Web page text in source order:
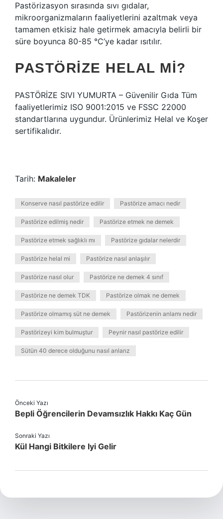
Pastörizasyon sırasında sıvı gıdalar,
mikroorganizmaların faaliyetlerini azaltmak veya
tamamen etkisiz hale getirmek amacıyla belirli bir
süre boyunca 80-85 °C’ye kadar ısıtılır.
PASTÖRIZE HELAL MI?
PASTÖRİZE SIVI YUMURTA – Güvenilir Gıda Tüm
faaliyetlerimiz ISO 9001:2015 ve FSSC 22000
standartlarına uygundur. Ürünlerimiz Helal ve Koşer
sertifikalıdır.
Tarih: Makaleler
Konserve nasıl pastörize edilir Pastörize amacı nedir
Pastörize edilmiş nedir Pastörize etmek ne demek
Pastörize etmek sağlıklı mı Pastörize gıdalar nelerdir
Pastörize helal mi Pastörize nasıl anlaşılır
Pastörize nasıl olur Pastörize ne demek 4 sınıf
Pastörize ne demek TDK Pastörize olmak ne demek
Pastörize olmamış süt ne demek Pastörizenin anlamı nedir
Pastörizeyi kim bulmuştur Peynir nasıl pastörize edilir
Sütün 40 derece olduğunu nasıl anlarız
Önceki Yazı
Bepli Öğrencilerin Devamsızlık Hakkı Kaç Gün
Sonraki Yazı
Kül Hangi Bitkilere Iyi Gelir